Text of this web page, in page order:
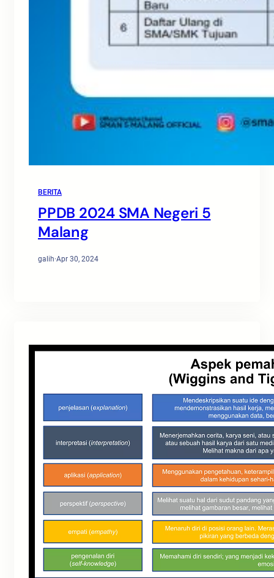
BERITA
PPDB 2024 SMA Negeri 5
Malang
galih·Apr 30, 2024